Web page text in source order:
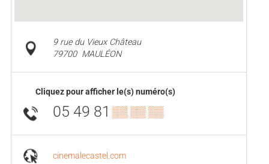
9 rue du Vieux Château
79700 MAULÉON
Cliquez pour afficher le(s) numéro(s)
05 49 81 ▒▒ ▒▒ ▒▒
cinemalecastel.com